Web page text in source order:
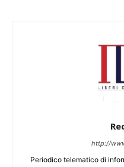
http://
Periodico telematico di